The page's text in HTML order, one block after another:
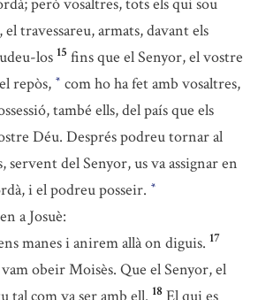
el travessareu, armats, davant els
los 15 fins que el Senyor, el vostre
repòs, * com ho ha fet amb vosaltres,
també ells, del país que els
Déu. Després podreu tornar al
del Senyor, us va assignar en
i el podreu posseir. *
a Josuè:
manes i anirem allà on diguis. 17
obeir Moisès. Que el Senyor, el
18